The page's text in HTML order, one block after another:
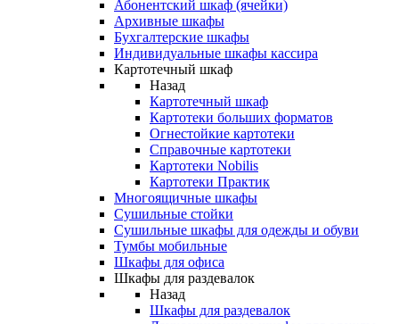
Абонентский шкаф (ячейки)
Архивные шкафы
Бухгалтерские шкафы
Индивидуальные шкафы кассира
Картотечный шкаф
Назад
Картотечный шкаф
Картотеки больших форматов
Огнестойкие картотеки
Справочные картотеки
Картотеки Nobilis
Картотеки Практик
Многоящичные шкафы
Сушильные стойки
Сушильные шкафы для одежды и обуви
Тумбы мобильные
Шкафы для офиса
Шкафы для раздевалок
Назад
Шкафы для раздевалок